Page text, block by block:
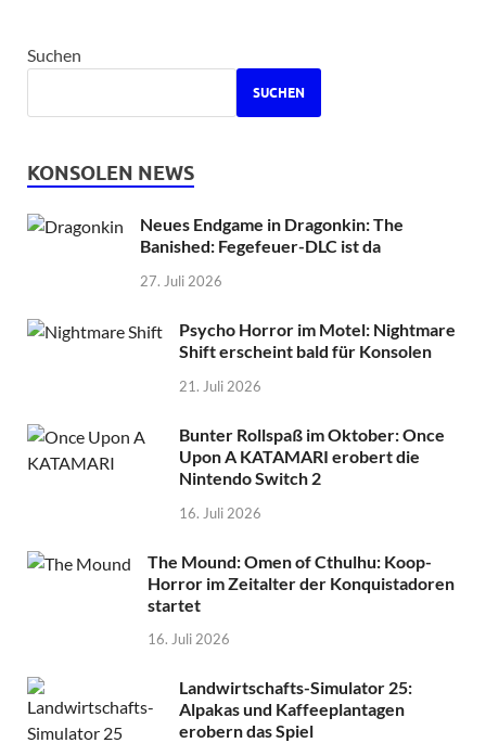
Suchen
SUCHEN
KONSOLEN NEWS
Neues Endgame in Dragonkin: The
Banished: Fegefeuer-DLC ist da
27. Juli 2026
Psycho Horror im Motel: Nightmare
Shift erscheint bald für Konsolen
21. Juli 2026
Bunter Rollspaß im Oktober: Once
Upon A KATAMARI erobert die
Nintendo Switch 2
16. Juli 2026
The Mound: Omen of Cthulhu: Koop-
Horror im Zeitalter der Konquistadoren
startet
16. Juli 2026
Landwirtschafts-Simulator 25:
Alpakas und Kaffeeplantagen
erobern das Spiel